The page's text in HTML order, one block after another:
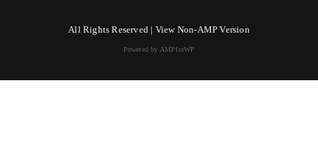
All Rights Reserved | View Non-AMP Version
Powered by AMPforWP